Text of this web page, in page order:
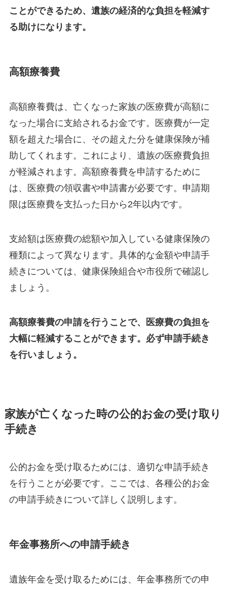
ことができるため、遺族の経済的な負担を軽減す
る助けになります。
高額療養費
高額療養費は、亡くなった家族の医療費が高額に
なった場合に支給されるお金です。医療費が一定
額を超えた場合に、その超えた分を健康保険が補
助してくれます。これにより、遺族の医療費負担
が軽減されます。高額療養費を申請するために
は、医療費の領収書や申請書が必要です。申請期
限は医療費を支払った日から2年以内です。
支給額は医療費の総額や加入している健康保険の
種類によって異なります。具体的な金額や申請手
続きについては、健康保険組合や市役所で確認し
ましょう。
高額療養費の申請を行うことで、医療費の負担を
大幅に軽減することができます。必ず申請手続き
を行いましょう。
家族が亡くなった時の公的お金の受け取り
手続き
公的お金を受け取るためには、適切な申請手続き
を行うことが必要です。ここでは、各種公的お金
の申請手続きについて詳しく説明します。
年金事務所への申請手続き
遺族年金を受け取るためには、年金事務所での申